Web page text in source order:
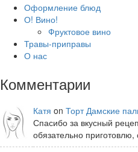
Оформление блюд
О! Вино!
Фруктовое вино
Травы-приправы
О нас
Комментарии
Катя on Торт Дамские
Спасибо за вкусный
обязательно приготовлю,